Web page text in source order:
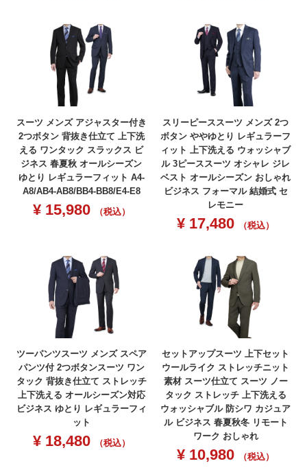
スーツ メンズ アジャスター付き
2つボタン 背抜き仕立て 上下洗
える ワンタック スラックス ビ
ジネス 春夏秋 オールシーズン
ゆとり レギュラーフィット A4-
A8/AB4-AB8/BB4-BB8/E4-E8
¥ 15,980 （税込）
スリーピーススーツ メンズ 2つ
ボタン ややゆとり レギュラーフ
ィット 上下洗える ウォッシャブ
ル 3ピーススーツ オシャレ ジレ
ベスト オールシーズン おしゃれ
ビジネス フォーマル 結婚式 セ
レモニー
¥ 17,480 （税込）
ツーパンツスーツ メンズ スペア
パンツ付 2つボタンスーツ ワン
タック 背抜き仕立て ストレッチ
上下洗える オールシーズン対応
ビジネス ゆとり レギュラーフィ
ット
¥ 18,480 （税込）
セットアップスーツ 上下セット
ウールライク ストレッチニット
素材 スーツ仕立て スーツ ノー
タック ストレッチ 上下洗える
ウォッシャブル 防シワ カジュア
ル ビジネス 春夏秋冬 リモート
ワーク おしゃれ
¥ 10,980 （税込）